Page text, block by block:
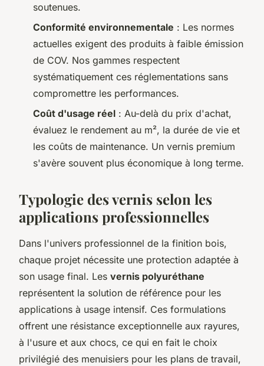
soutenues.
Conformité environnementale : Les normes
actuelles exigent des produits à faible émission
de COV. Nos gammes respectent
systématiquement ces réglementations sans
compromettre les performances.
Coût d'usage réel : Au-delà du prix d'achat,
évaluez le rendement au m², la durée de vie et
les coûts de maintenance. Un vernis premium
s'avère souvent plus économique à long terme.
Typologie des vernis selon les
applications professionnelles
Dans l'univers professionnel de la finition bois,
chaque projet nécessite une protection adaptée à
son usage final. Les vernis polyuréthane
représentent la solution de référence pour les
applications à usage intensif. Ces formulations
offrent une résistance exceptionnelle aux rayures,
à l'usure et aux chocs, ce qui en fait le choix
privilégié des menuisiers pour les plans de travail,